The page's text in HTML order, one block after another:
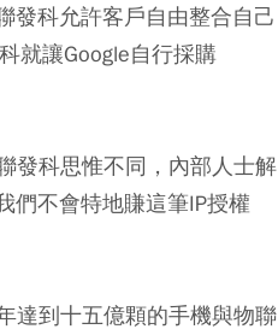
發科允許客戶自由整合自己
就讓Google自行採購
發科思惟不同，內部人士解
們不會特地賺這筆IP授權
達到十五億顆的手機與物聯